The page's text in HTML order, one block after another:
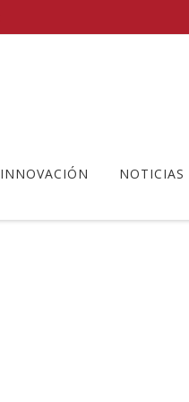
INNOVACIÓN NOTICIAS